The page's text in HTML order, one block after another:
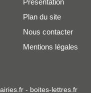
Plan du site
Nous contacter
Mentions légales
- boites-lettres.fr